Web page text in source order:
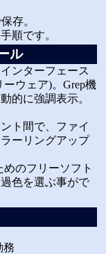
存。
順です。
ル
ンターフェース
ウェア)。Grep機
的に強調表示。
ト間で、ファイ
ーリングアップ
めのフリーソフト
色を選ぶ事がで
務